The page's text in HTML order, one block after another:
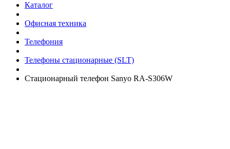
Каталог
Офисная техника
Телефония
Телефоны стационарные (SLT)
Стационарный телефон Sanyo RA-S306W